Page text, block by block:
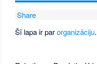
Share
Šī lapa ir parorganizāciju.